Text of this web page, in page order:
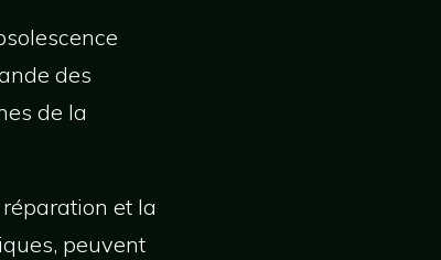
des
de la
et la
peuvent